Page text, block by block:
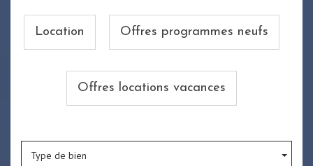
Location Offres programmes neufs
Offres locations vacances
Type de bien